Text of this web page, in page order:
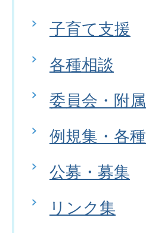
子育て支援
各種相談
委員会・附
例規集・各
公募・募集
リンク集